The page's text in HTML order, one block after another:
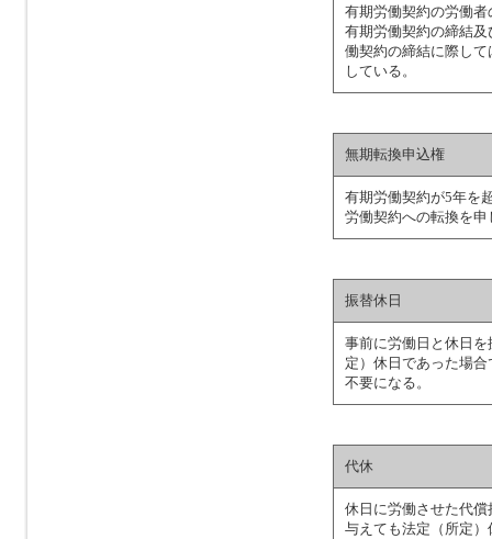
有期労働契約の労働
有期労働契約の締結
働契約の締結に際し
している。
無期転換申込権
有期労働契約が5年を
労働契約への転換を
振替休日
事前に労働日と休日
定）休日であった場
不要になる。
代休
休日に労働させた代
与えても法定（所定